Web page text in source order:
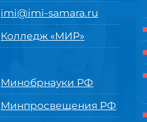
imi@imi-samara.ru
Колледж «МИР»
Минобрнауки РФ
Минпросвещения РФ